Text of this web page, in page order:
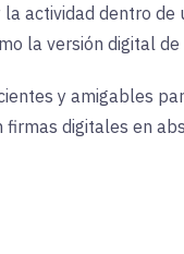
actividad dentro de
la versión digital
y amigables
firmas digitales en